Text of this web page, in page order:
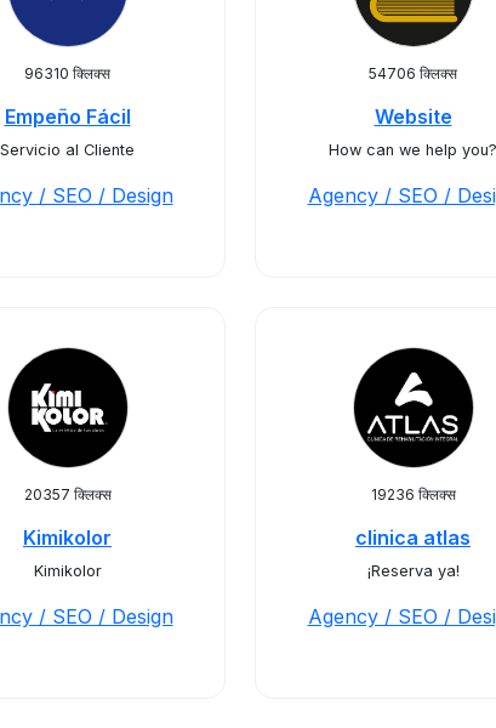
96310 क्लिक्स
Empeño Fácil
Servicio al Cliente
/ SEO / Design
54706 क्लिक्स
Website
How can we help you?
Agency / SEO /
20357 क्लिक्स
Kimikolor
Kimikolor
/ SEO / Design
19236 क्लिक्स
clinica atlas
¡Reserva ya!
Agency / SEO /